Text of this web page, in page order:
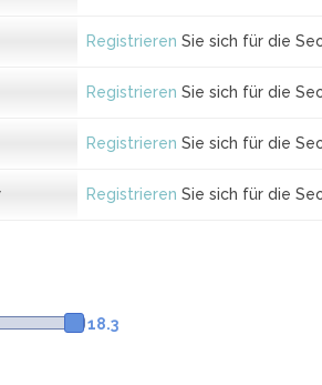
Registrieren Sie sich für die
Registrieren Sie sich für die
Registrieren Sie sich für die
Registrieren Sie sich für die
18.3